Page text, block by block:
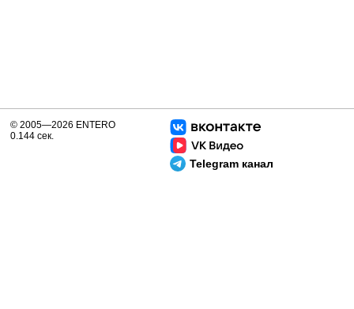
Telegram канал
© 2005—2026 ENTERO
0.144 сек.